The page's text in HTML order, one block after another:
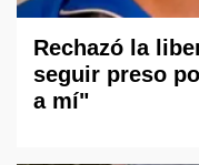
Rechazó la
seguir preso
a mí"